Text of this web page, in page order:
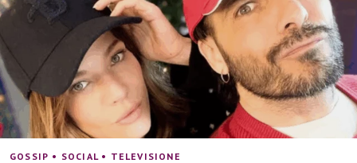
GOSSIP • SOCIAL • TELEVISIONE